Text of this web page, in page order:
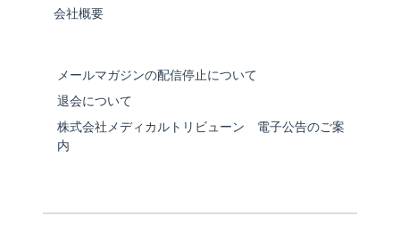
会社概要
メールマガジンの配信停止について
退会について
株式会社メディカルトリビューン 電子公告のご案
内